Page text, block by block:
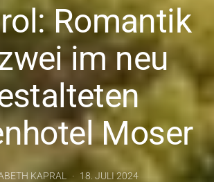
Romantik
im neu
Moser
KAPRAL 18. JULI 2024